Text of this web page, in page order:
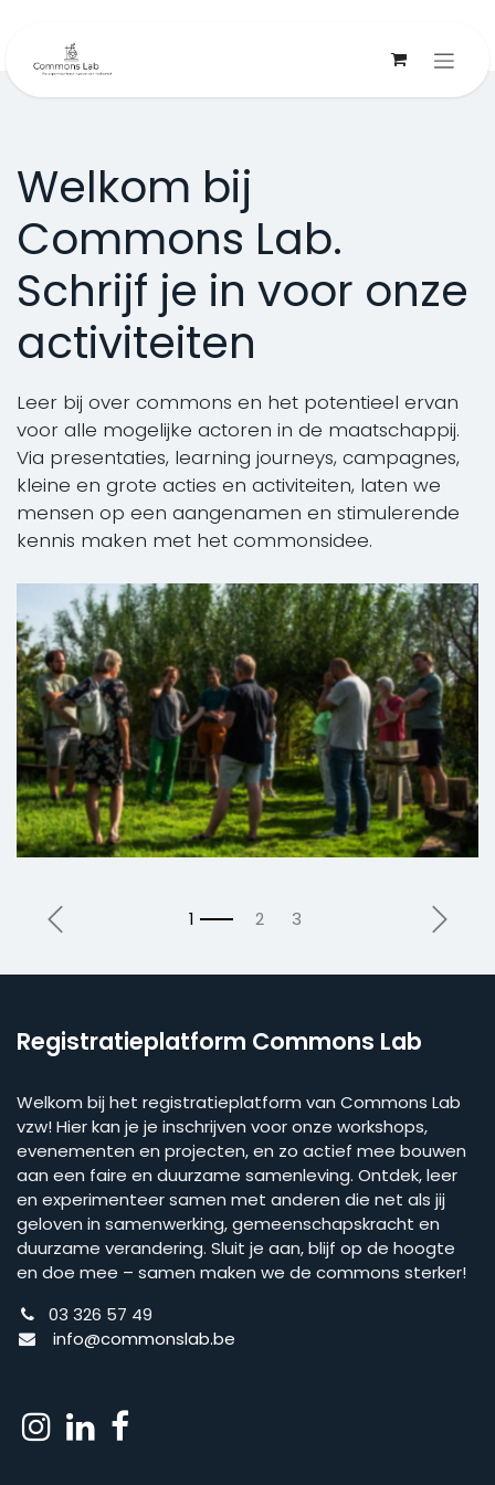
Welkom bij
Commons Lab.
Schrijf je in voor onze
activiteiten
Leer bij over commons en het potentieel ervan
voor alle mogelijke actoren in de maatschappij.
Via presentaties, learning journeys, campagnes,
kleine en grote acties en activiteiten, laten we
mensen op een aangenamen en stimulerende
kennis maken met het commonsidee.
Vorige
Registratieplatform Commons Lab
Welkom bij het registratieplatform van Commons Lab
vzw! Hier kan je je inschrijven voor onze workshops,
evenementen en projecten, en zo actief mee bouwen
aan een faire en duurzame samenleving. Ontdek, leer
en experimenteer samen met anderen die net als jij
geloven in samenwerking, gemeenschapskracht en
duurzame verandering. Sluit je aan, blijf op de hoogte
en doe mee – samen maken we de commons sterker!
03 326 57 49
info@commonslab.be